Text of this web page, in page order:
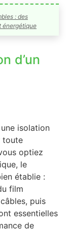
: des
énergétique
d’un
isolation
toute
optiez
le
établie :
film
puis
essentielles
de